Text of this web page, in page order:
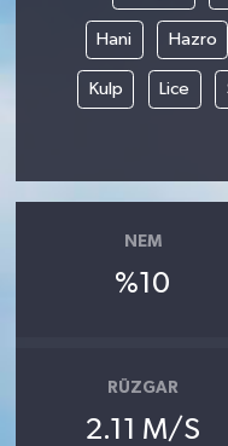
Hani Hazro
Kulp Lice
NEM
%10
RÜZGAR
2.11 M/S